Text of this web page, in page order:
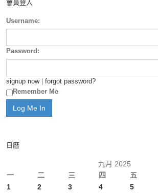
會員登入
Username:
Password:
signup now| forgot password?
Remember Me
日曆
九月 2025
一
二 三 四 五
1 2 3 4 5